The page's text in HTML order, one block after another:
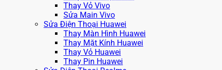
Thay Vỏ Vivo
Sửa Main Vivo
Sửa Điện Thoại Huawei
Thay Màn Hình Huawei
Thay Mặt Kính Huawei
Thay Vỏ Huawei
Thay Pin Huawei